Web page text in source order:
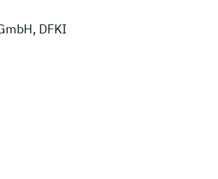
DFKI